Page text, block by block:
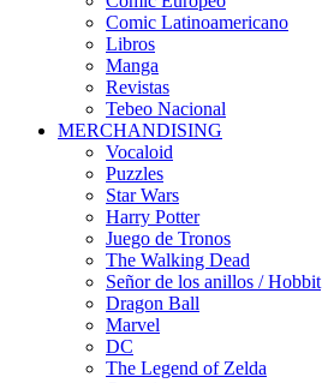
Comic Latinoamericano
Libros
Manga
Revistas
Tebeo Nacional
MERCHANDISING
Vocaloid
Puzzles
Star Wars
Harry Potter
Juego de Tronos
The Walking Dead
Señor de los anillos / Hobbit
Dragon Ball
Marvel
DC
The Legend of Zelda